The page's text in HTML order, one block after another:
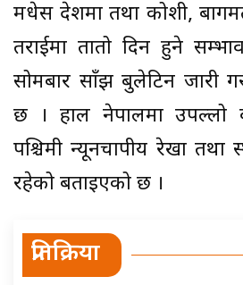
मधेस प्रदेशमा तथा कोशी,
तराईमा तातो दिन हुने
सोमबार साँझ बुलेटिन जारी
छ । हाल नेपालमा उपल्लो
पश्चिमी न्यूनचापीय रेखा तथा
रहेको बताइएको छ ।
प्रतिक्रिया